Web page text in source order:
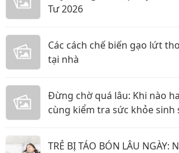
Tư 2026
Các cách chế biến gạo lứt
tại nhà
Đừng chờ quá lâu: Khi nào
cùng kiểm tra sức khỏe sinh
TRẺ BỊ TÁO BÓN LÂU NGÀY: